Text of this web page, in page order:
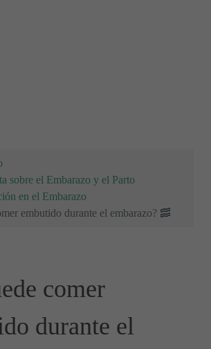
sobre el Embarazo y el Parto
en el Embarazo
embutido durante el embarazo? 🥓
comer
durante el